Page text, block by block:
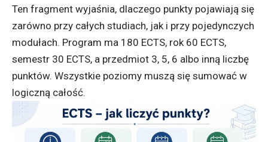
Ten fragment wyjaśnia, dlaczego punkty pojawiają się
zarówno przy całych studiach, jak i przy pojedynczych
modułach. Program ma 180 ECTS, rok 60 ECTS,
semestr 30 ECTS, a przedmiot 3, 5, 6 albo inną liczbę
punktów. Wszystkie poziomy muszą się sumować w
logiczną całość.